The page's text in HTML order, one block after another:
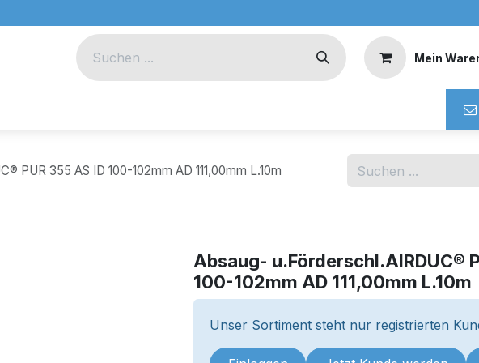
Mein
PUR 355 AS ID 100-102mm AD 111,00mm L.10m
Absaug- u.Förderschl.AIRDUC®
100-102mm AD 111,00mm L.10m
Unser Sortiment steht nur registrierten